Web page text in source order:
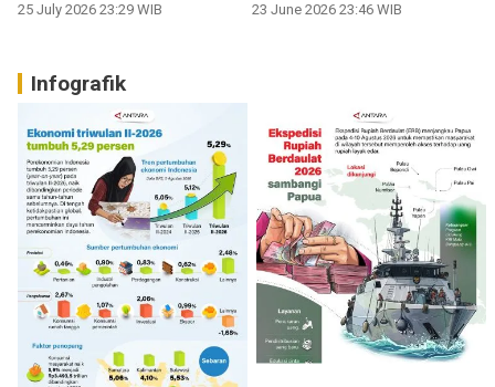
25 July 2026 23:29 WIB 23 June 2026 23:46 WIB
Infografik